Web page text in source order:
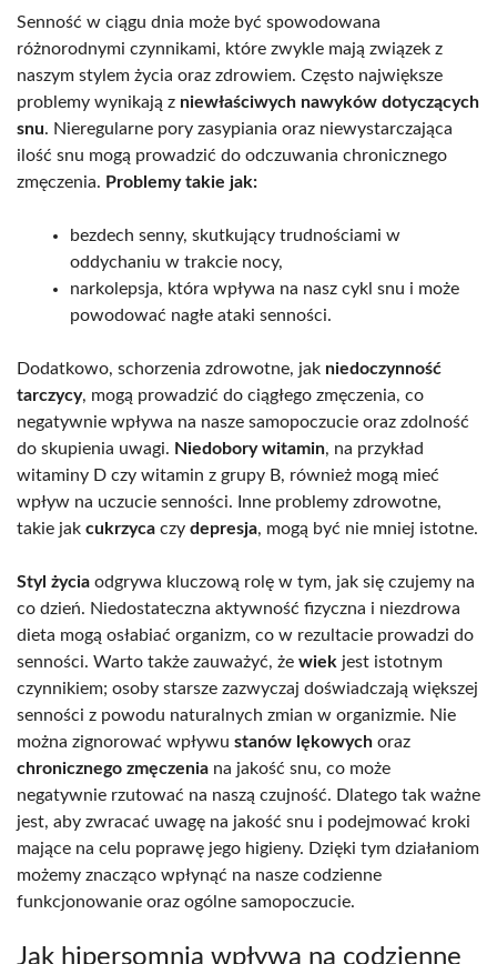
Senność w ciągu dnia może być spowodowana
różnorodnymi czynnikami, które zwykle mają związek z
naszym stylem życia oraz zdrowiem. Często największe
problemy wynikają z niewłaściwych nawyków dotyczących
snu. Nieregularne pory zasypiania oraz niewystarczająca
ilość snu mogą prowadzić do odczuwania chronicznego
zmęczenia. Problemy takie jak:
bezdech senny, skutkujący trudnościami w
oddychaniu w trakcie nocy,
narkolepsja, która wpływa na nasz cykl snu i może
powodować nagłe ataki senności.
Dodatkowo, schorzenia zdrowotne, jak niedoczynność
tarczycy, mogą prowadzić do ciągłego zmęczenia, co
negatywnie wpływa na nasze samopoczucie oraz zdolność
do skupienia uwagi. Niedobory witamin, na przykład
witaminy D czy witamin z grupy B, również mogą mieć
wpływ na uczucie senności. Inne problemy zdrowotne,
takie jak cukrzyca czy depresja, mogą być nie mniej istotne.
Styl życia odgrywa kluczową rolę w tym, jak się czujemy na
co dzień. Niedostateczna aktywność fizyczna i niezdrowa
dieta mogą osłabiać organizm, co w rezultacie prowadzi do
senności. Warto także zauważyć, że wiek jest istotnym
czynnikiem; osoby starsze zazwyczaj doświadczają większej
senności z powodu naturalnych zmian w organizmie. Nie
można zignorować wpływu stanów lękowych oraz
chronicznego zmęczenia na jakość snu, co może
negatywnie rzutować na naszą czujność. Dlatego tak ważne
jest, aby zwracać uwagę na jakość snu i podejmować kroki
mające na celu poprawę jego higieny. Dzięki tym działaniom
możemy znacząco wpłynąć na nasze codzienne
funkcjonowanie oraz ogólne samopoczucie.
Jak hipersomnia wpływa na codzienne